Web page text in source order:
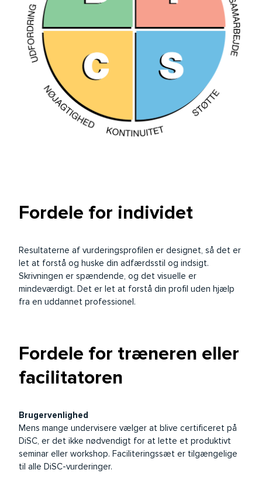
Fordele for individet
Resultaterne af vurderingsprofilen er designet, så det er
let at forstå og huske din adfærdsstil og indsigt.
Skrivningen er spændende, og det visuelle er
mindeværdigt. Det er let at forstå din profil uden hjælp
fra en uddannet professionel.
Fordele for træneren eller
facilitatoren
Brugervenlighed
Mens mange undervisere vælger at blive certificeret på
DiSC, er det ikke nødvendigt for at lette et produktivt
seminar eller workshop. Faciliteringssæt er tilgængelige
til alle DiSC-vurderinger.